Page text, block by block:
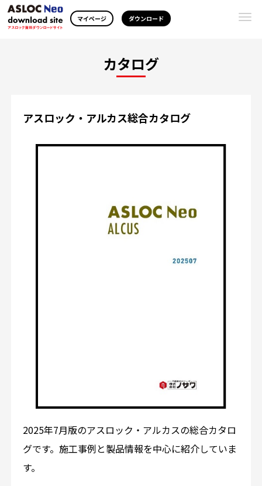
マイページ ダウンロード
カタログ
アスロック・アルカス総合カタログ
2025年7月版のアスロック・アルカスの総合カタロ
グです。施工事例と製品情報を中心に紹介していま
す。